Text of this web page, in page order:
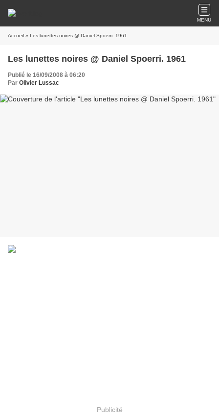
MENU
Accueil » Les lunettes noires @ Daniel Spoerri. 1961
Les lunettes noires @ Daniel Spoerri. 1961
Publié le 16/09/2008 à 06:20
Par Olivier Lussac
Publicité